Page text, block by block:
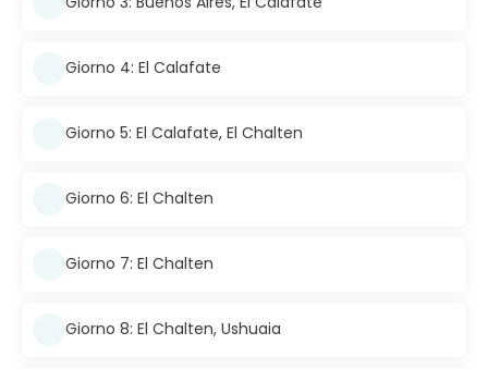
Giorno 4: El Calafate
Giorno 5: El Calafate, El Chalten
Giorno 6: El Chalten
Giorno 7: El Chalten
Giorno 8: El Chalten, Ushuaia